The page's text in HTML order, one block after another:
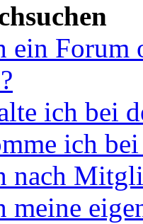
ein Forum
ich bei
ich
nach
meine